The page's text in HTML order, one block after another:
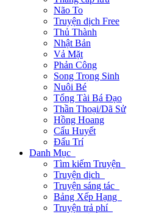
Não To
Truyện dịch Free
Thủ Thành
Nhật Bản
Vả Mặt
Phản Công
Song Trọng Sinh
Nuôi Bé
Tổng Tài Bá Đạo
Thần Thoại/Dã Sử
Hồng Hoang
Cẩu Huyết
Đấu Trí
Danh Mục
Tìm kiếm Truyện
Truyện dịch
Truyện sáng tác
Bảng Xếp Hạng
Truyện trả phí